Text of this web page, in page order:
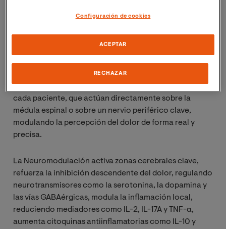
La Neuromodulación, tanto periférica como medular,
en la que el sistema nervioso transmite el dolor
mediante impulsos eléctricos controlados. Hablamos
de implantes reversibles, programables y adaptados a
cada paciente, que actúan directamente sobre la
médula espinal o sobre un nervio periférico clave,
modulando la percepción del dolor de forma real y
precisa.
La Neuromodulación activa zonas cerebrales clave,
refuerza la inhibición descendente del dolor, regulando
neurotransmisores como la serotonina, la dopamina y
las vías GABAérgicas, modula la inflamación local,
reduciendo mediadores como IL-2, IL-17A y TNF-α,
aumenta citoquinas antiinflamatorias como IL-10 y
Configuración de cookies
RECHAZAR
ACEPTAR